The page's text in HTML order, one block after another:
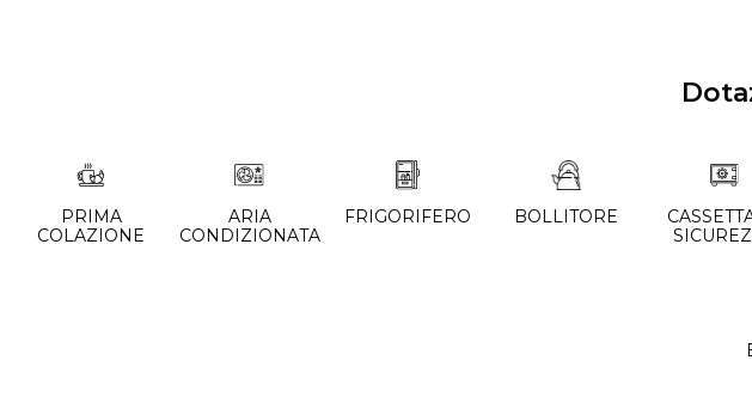
PRIMA
COLAZIONE
ARIA
CONDIZIONATA
FRIGORIFERO BOLLITORE